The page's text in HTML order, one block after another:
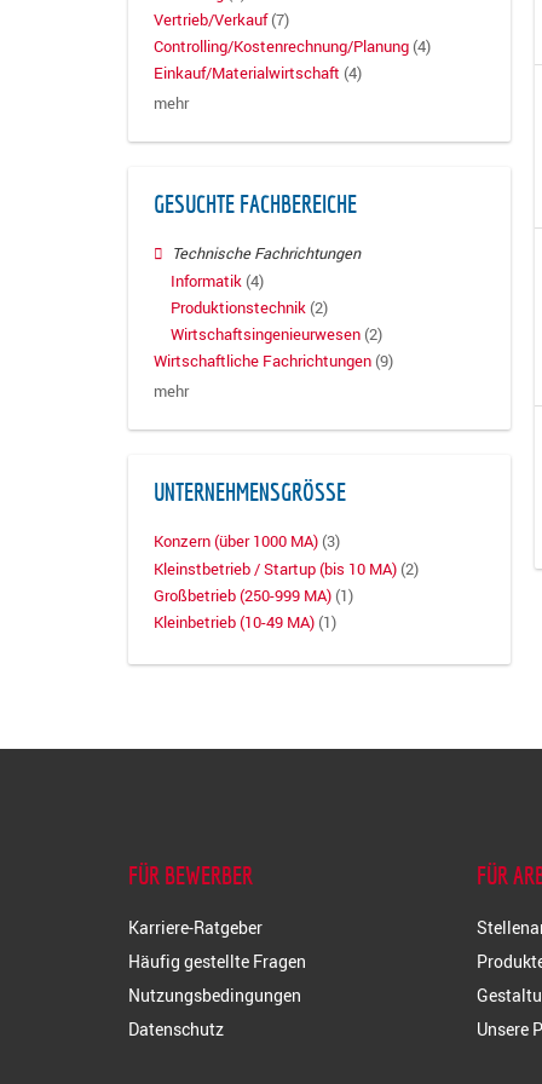
Vertrieb/Verkauf (7)
Controlling/Kostenrechnung/Planung (4)
Einkauf/Materialwirtschaft (4)
mehr
GESUCHTE FACHBEREICHE
Technische Fachrichtungen
Informatik (4)
Produktionstechnik (2)
Wirtschaftsingenieurwesen (2)
Wirtschaftliche Fachrichtungen (9)
mehr
UNTERNEHMENSGRÖSSE
Konzern (über 1000 MA) (3)
Kleinstbetrieb / Startup (bis 10 MA) (2)
Großbetrieb (250-999 MA) (1)
Kleinbetrieb (10-49 MA) (1)
FÜR BEWERBER
Karriere-Ratgeber
Häufig gestellte Fragen
Nutzungsbedingungen
Datenschutz
FÜR
Unsere